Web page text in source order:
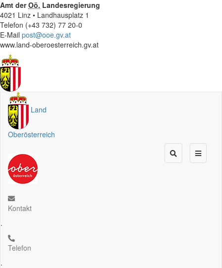
Amt derOö. Landesregierung
4021 Linz • Landhausplatz 1
Telefon (+43 732) 77 20-0
E-Mail post@ooe.gv.at
www.land-oberoesterreich.gv.at
Land
Oberösterreich
Kontakt
.
Telefon
.